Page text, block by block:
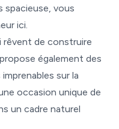
spacieuse, vous
ici.
rêvent de construire
également des
sur la
occasion unique de
un cadre naturel